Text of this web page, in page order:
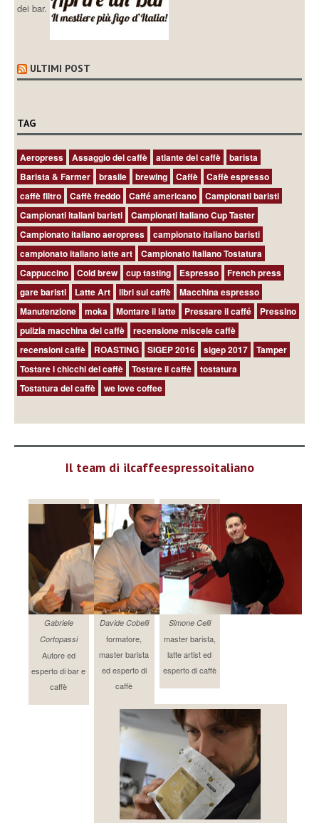
dei bar.
ULTIMI POST
TAG
Aeropress Assaggio del caffè atlante del caffè
barista
Barista & Farmer
brasile brewing Caffè
Caffè espresso
caffè filtro
Caffè freddo Caffé americano
Campionati baristi
Campionati italiani baristi
Campionati italiano Cup Taster
Campionato italiano aeropress
campionato italiano baristi
campionato italiano latte art
Campionato Italiano Tostatura
Cappuccino
Cold brew cup tasting Espresso
French press
gare baristi
Latte Art libri sul caffè
Macchina espresso
Manutenzione
moka Montare il latte Pressare il caffé
Pressino
pulizia macchina del caffè
recensione miscele caffè
recensioni caffè
ROASTING SIGEP 2016 sigep 2017
Tamper
Tostare i chicchi del caffè
Tostare il caffè
tostatura
Tostatura del caffè
we love coffee
Il team di ilcaffeespressoitaliano
Gabriele
Cortopassi
Autore ed
esperto di bar e
caffè
Davide Cobelli
formatore,
master barista
ed esperto di
caffè
Simone Celli
master barista,
latte artist ed
esperto di caffè